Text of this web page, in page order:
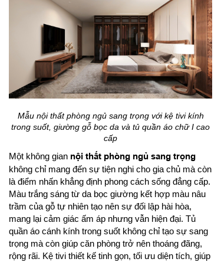
Mẫu nội thất phòng ngủ sang trọng với kệ tivi kính
trong suốt, giường gỗ bọc da và tủ quần áo chữ I cao
cấp
Một không gian nội thất phòng ngủ sang trọng
không chỉ mang đến sự tiện nghi cho gia chủ mà còn
là điểm nhấn khẳng định phong cách sống đẳng cấp.
Màu trắng sáng từ da bọc giường kết hợp màu nâu
trầm của gỗ tự nhiên tạo nên sự đối lập hài hòa,
mang lại cảm giác ấm áp nhưng vẫn hiện đại. Tủ
quần áo cánh kính trong suốt không chỉ tạo sự sang
trọng mà còn giúp căn phòng trở nên thoáng đãng,
rộng rãi. Kệ tivi thiết kế tinh gọn, tối ưu diện tích, giúp